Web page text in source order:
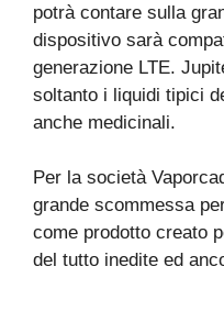
potrà contare sulla
dispositivo sarà
generazione LTE.
soltanto i liquidi tipici
anche medicinali.
Per la società
grande scommessa
come prodotto creato
del tutto inedite ed